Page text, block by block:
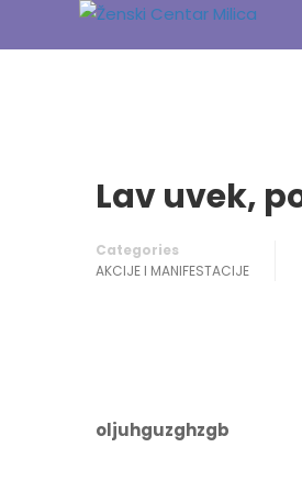
Lav uvek,
Categories
AKCIJE I MANIFESTACIJE
oljuhguzghzgb